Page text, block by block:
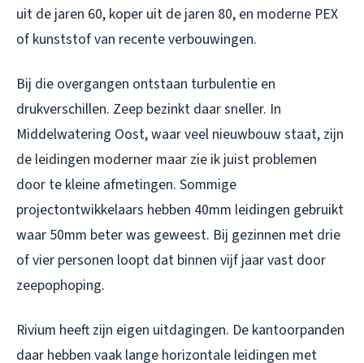
uit de jaren 60, koper uit de jaren 80, en moderne PEX
of kunststof van recente verbouwingen.
Bij die overgangen ontstaan turbulentie en
drukverschillen. Zeep bezinkt daar sneller. In
Middelwatering Oost, waar veel nieuwbouw staat, zijn
de leidingen moderner maar zie ik juist problemen
door te kleine afmetingen. Sommige
projectontwikkelaars hebben 40mm leidingen gebruikt
waar 50mm beter was geweest. Bij gezinnen met drie
of vier personen loopt dat binnen vijf jaar vast door
zeepophoping.
Rivium heeft zijn eigen uitdagingen. De kantoorpanden
daar hebben vaak lange horizontale leidingen met